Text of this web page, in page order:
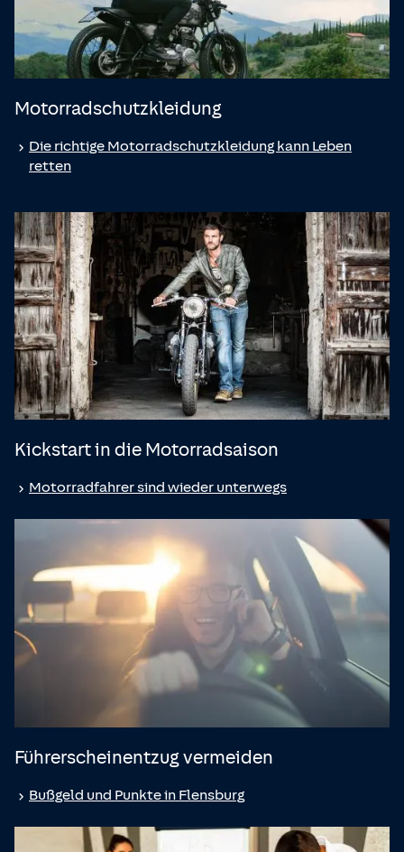
Motorradschutzkleidung
Die richtige Motorradschutzkleidung kann Leben
retten
Kickstart in die Motorradsaison
Motorradfahrer sind wieder unterwegs
Führerscheinentzug vermeiden
Bußgeld und Punkte in Flensburg